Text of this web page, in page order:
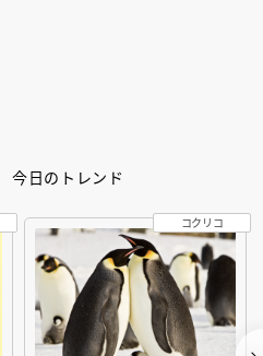
今日のトレンド
コクリコ